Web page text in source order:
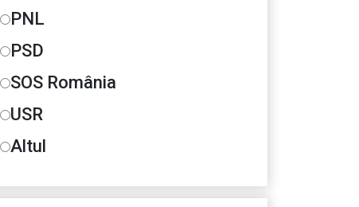
PNL
PSD
SOS România
USR
Altul